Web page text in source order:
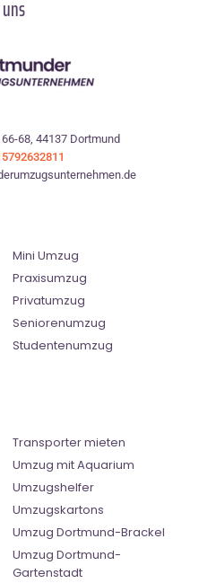
68, 44137 Dortmund
Mini Umzug
Praxisumzug
Privatumzug
Seniorenumzug
Studentenumzug
Transporter mieten
Umzug mit Aquarium
Umzugshelfer
Umzugskartons
Umzug Dortmund-Brackel
Umzug Dortmund-
Gartenstadt